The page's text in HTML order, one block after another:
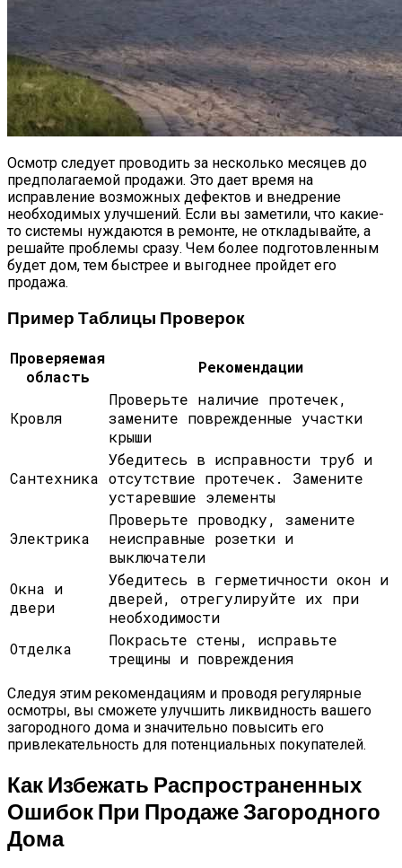
Осмотр следует проводить за несколько месяцев до
предполагаемой продажи. Это дает время на
исправление возможных дефектов и внедрение
необходимых улучшений. Если вы заметили, что какие-
то системы нуждаются в ремонте, не откладывайте, а
решайте проблемы сразу. Чем более подготовленным
будет дом, тем быстрее и выгоднее пройдет его
продажа.
Пример Таблицы Проверок
Проверяемая
область
Рекомендации
Кровля
Проверьте наличие протечек,
замените поврежденные участки
крыши
Сантехника
Убедитесь в исправности труб и
отсутствие протечек. Замените
устаревшие элементы
Электрика
Проверьте проводку, замените
неисправные розетки и
выключатели
Окна и
двери
Убедитесь в герметичности окон и
дверей, отрегулируйте их при
необходимости
Отделка
Покрасьте стены, исправьте
трещины и повреждения
Следуя этим рекомендациям и проводя регулярные
осмотры, вы сможете улучшить ликвидность вашего
загородного дома и значительно повысить его
привлекательность для потенциальных покупателей.
Как Избежать Распространенных
Ошибок При Продаже Загородного
Дома